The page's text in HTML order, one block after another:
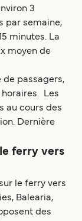
3
par semaine,
minutes. La
moyen de
de passagers,
horaires. Les
au cours des
Dernière
ferry vers
le ferry vers
Balearia,
des